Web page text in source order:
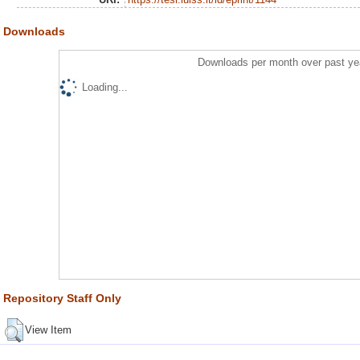
Downloads
Downloads per month over past
Loading...
Repository Staff Only
View Item